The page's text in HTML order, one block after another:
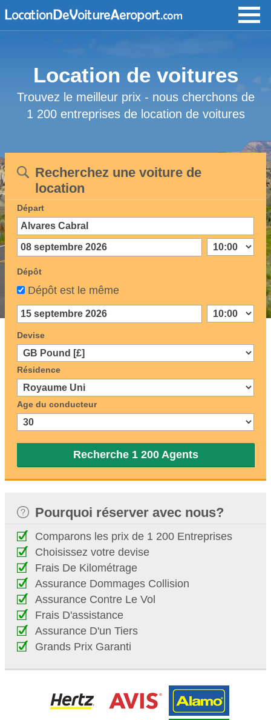
Location de voitures
Trouvez le meilleur prix - nous cherchons de
1 200 entreprises de location de voitures
Recherchez une voiture de
location
Départ
Dépôt
Dépôt est le même
Devise
Résidence
Age du conducteur
Recherche 1 200 Agents
Pourquoi réserver avec nous?
Comparons les prix de 1 200 Entreprises
Choisissez votre devise
Frais De Kilométrage
Assurance Dommages Collision
Assurance Contre Le Vol
Frais D'assistance
Assurance D'un Tiers
Grands Prix Garanti